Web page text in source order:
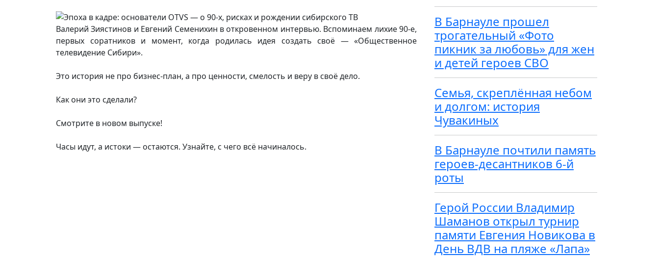
Валерий Зиястинов и Евгений Семенихин в откровенном интервью. Вспоминаем лихие 90-е,
первых соратников и момент, когда родилась идея создать своё — «Общественное
телевидение Сибири».
Это история не про бизнес-план, а про ценности, смелость и веру в своё дело.
Как они это сделали?
Смотрите в новом выпуске!
Часы идут, а истоки — остаются. Узнайте, с чего всё начиналось.
В Барнауле прошел
трогательный «Фото
пикник за любовь» для жен
и детей героев СВО
Семья, скреплённая небом
и долгом: история
Чувакиных
В Барнауле почтили память
героев-десантников 6-й
роты
Герой России Владимир
Шаманов открыл турнир
памяти Евгения Новикова в
День ВДВ на пляже «Лапа»